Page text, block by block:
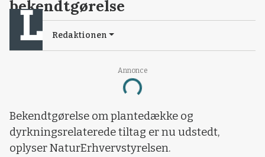
Annonce
Loading...
bekendtgørelse
Redaktionen
Bekendtgørelse om plantedække og
dyrkningsrelaterede tiltag er nu udstedt,
oplyser NaturErhvervstyrelsen.